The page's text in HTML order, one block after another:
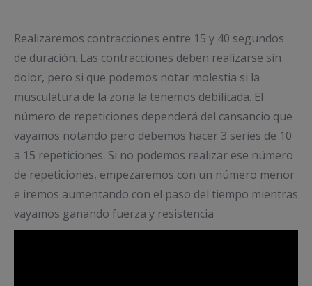
Realizaremos contracciones entre 15 y 40 segundos
de duración. Las contracciones deben realizarse sin
dolor, pero si que podemos notar molestia si la
musculatura de la zona la tenemos debilitada. El
número de repeticiones dependerá del cansancio que
vayamos notando pero debemos hacer 3 series de 10
a 15 repeticiones. Si no podemos realizar ese número
de repeticiones, empezaremos con un número menor
e iremos aumentando con el paso del tiempo mientras
vayamos ganando fuerza y resistencia